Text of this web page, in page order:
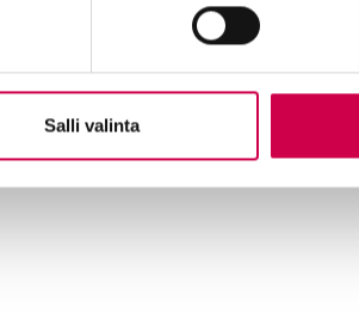
Salli valinta
kampanjat
edut
Palaute
Sana-